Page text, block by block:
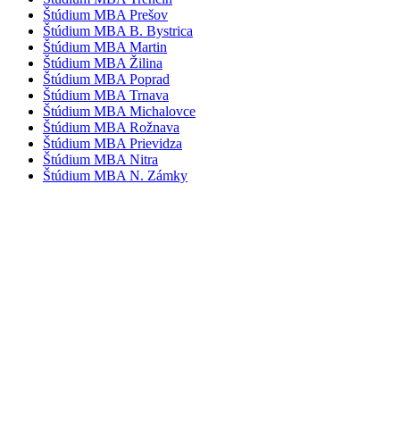
Štúdium MBA Prešov
Štúdium MBA B. Bystrica
Štúdium MBA Martin
Štúdium MBA Žilina
Štúdium MBA Poprad
Štúdium MBA Trnava
Štúdium MBA Michalovce
Štúdium MBA Rožnava
Štúdium MBA Prievidza
Štúdium MBA Nitra
Štúdium MBA N. Zámky